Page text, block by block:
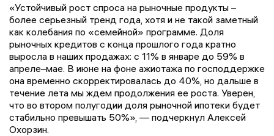
«Устойчивый рост спроса на рыночные продукты –
более серьезный тренд года, хотя и не такой заметный
как колебания по «семейной» программе. Доля
рыночных кредитов с конца прошлого года кратно
выросла в наших продажах: с 11% в январе до 59% в
апреле–мае. В июне на фоне ажиотажа по господдержке
она временно скорректировалась до 40%, но дальше в
течение лета мы ждем продолжения ее роста. Уверен,
что во втором полугодии доля рыночной ипотеки будет
стабильно превышать 50%», — подчеркнул Алексей
Охорзин.